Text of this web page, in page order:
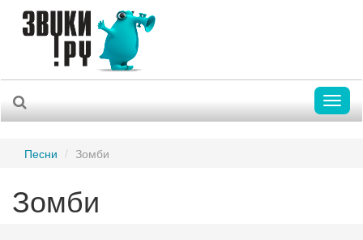
Песни Зомби
Зомби